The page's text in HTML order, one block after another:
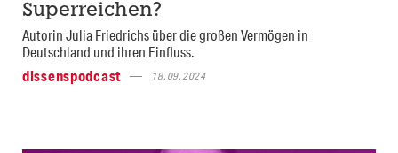
Superreichen?
Autorin Julia Friedrichs über die großen Vermögen in
Deutschland und ihren Einfluss.
dissenspodcast
18.09.2024